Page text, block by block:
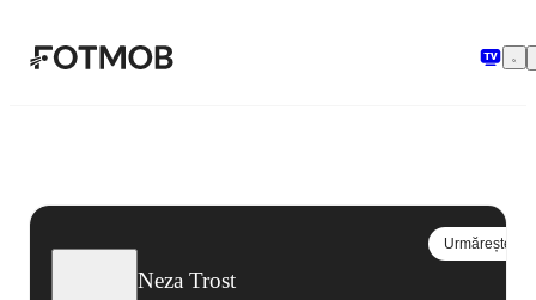
Neza Trost
Urmărește